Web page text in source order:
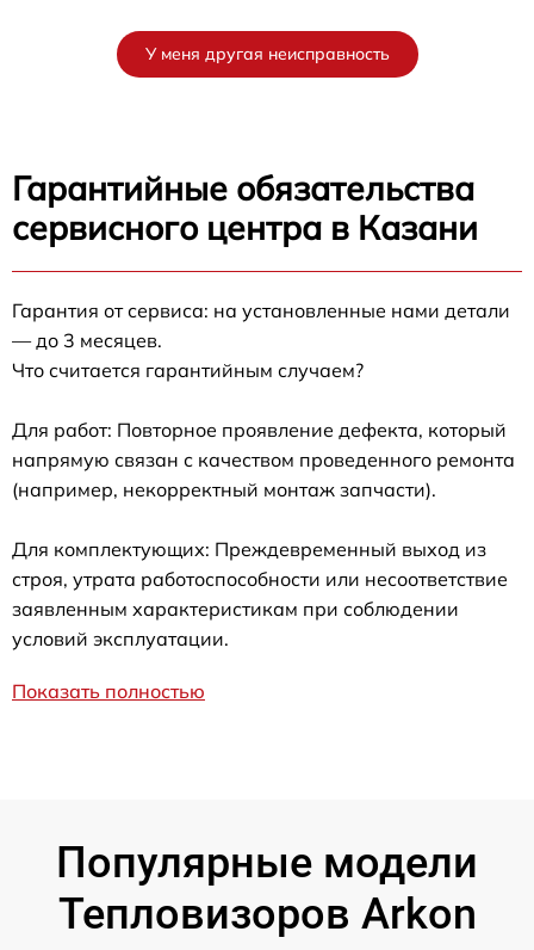
У меня другая неисправность
Гарантийные обязательства
сервисного центра в Казани
Гарантия от сервиса: на установленные нами детали
— до 3 месяцев.
Что считается гарантийным случаем?
Для работ: Повторное проявление дефекта, который
напрямую связан с качеством проведенного ремонта
(например, некорректный монтаж запчасти).
Для комплектующих: Преждевременный выход из
строя, утрата работоспособности или несоответствие
заявленным характеристикам при соблюдении
условий эксплуатации.
Показать полностью
Популярные модели
Тепловизоров Arkon